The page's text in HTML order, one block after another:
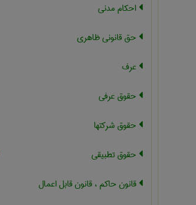
احکام مدنی
حق قانونی ظاهری
عرف
حقوق عرفی
حقوق شرکتها
حقوق تطبیقی
قانون حاکم ، قانون قابل اعمال